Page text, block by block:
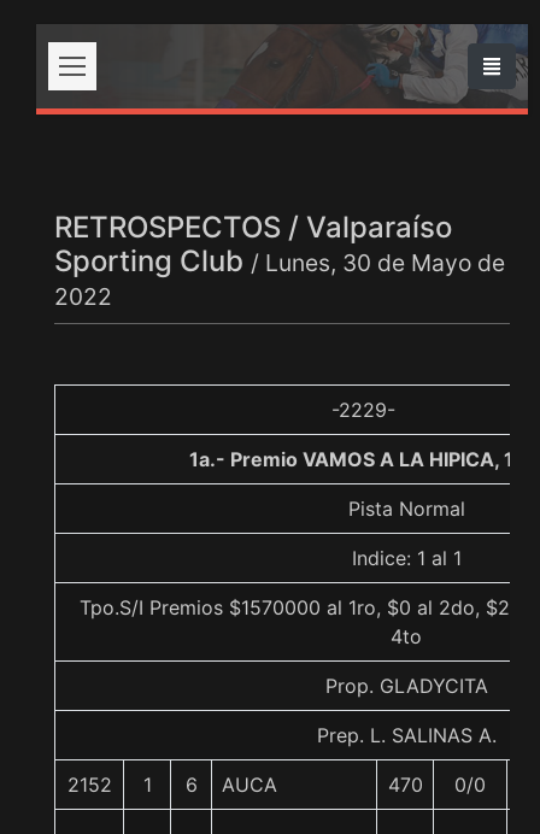
RETROSPECTOS / Valparaíso
Sporting Club / Lunes, 30 de Mayo de
2022
-2229-
1a.- Premio VAMOS A LA HIPICA,
Pista Normal
Indice: 1 al 1
Tpo.S/I Premios $1570000 al 1ro, $0 al 2do,
4to
Prop. GLADYCITA
Prep. L. SALINAS A.
2152 1 6 AUCA 470 0/0